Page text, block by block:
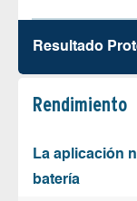
Resultado
Rendimiento
La aplicación
batería